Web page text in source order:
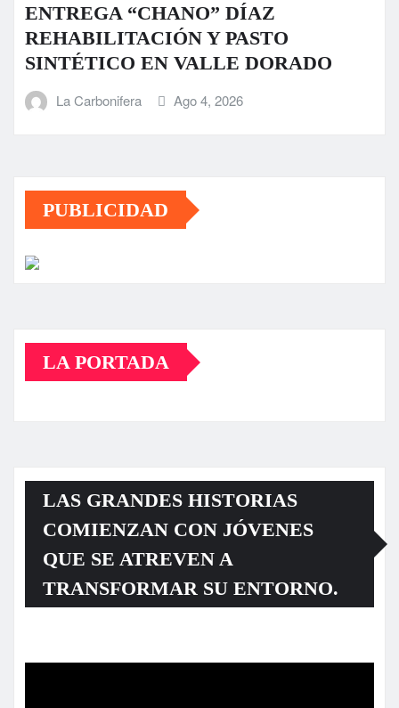
ENTREGA “CHANO” DÍAZ
REHABILITACIÓN Y PASTO
SINTÉTICO EN VALLE DORADO
La Carbonifera Ago 4, 2026
PUBLICIDAD
LA PORTADA
LAS GRANDES HISTORIAS
COMIENZAN CON JÓVENES
QUE SE ATREVEN A
TRANSFORMAR SU ENTORNO.